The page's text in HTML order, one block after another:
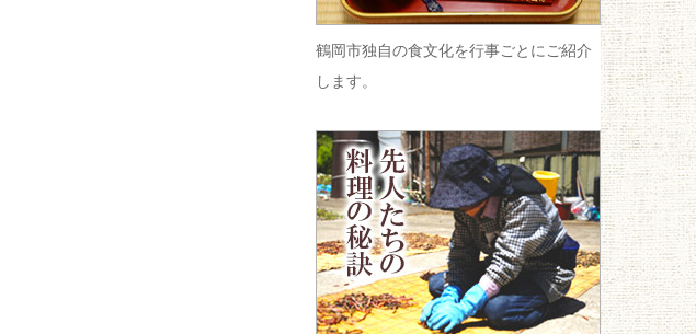
鶴岡市独自の食文化を行事ごとにご紹介
します。